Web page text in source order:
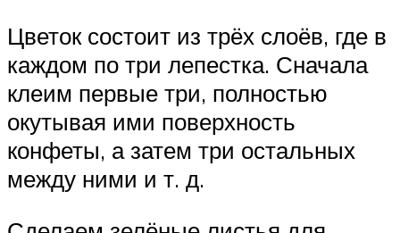
Цветок состоит из трёх слоёв, где в
каждом по три лепестка. Сначала
клеим первые три, полностью
окутывая ими поверхность
конфеты, а затем три остальных
между ними и т. д.